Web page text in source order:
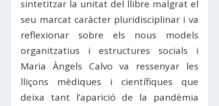
sintetitzar la unitat del llibre malgrat el
seu marcat caràcter pluridisciplinar i va
reflexionar sobre els nous models
organitzatius i estructures socials i
Maria Àngels Calvo va ressenyar les
lliçons mèdiques i científiques que
deixa tant l’aparició de la pandèmia